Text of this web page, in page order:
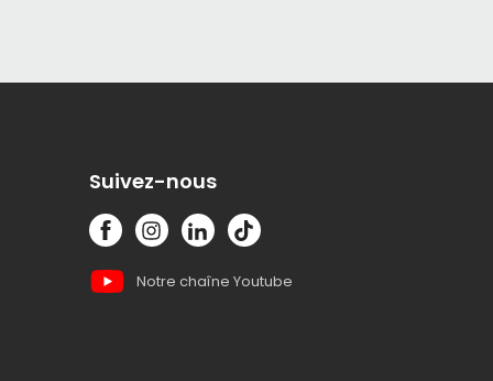
Suivez-nous
Notre chaîne Youtube